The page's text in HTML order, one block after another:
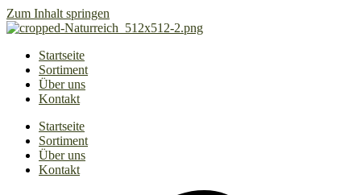
Zum Inhalt springen
Startseite
Sortiment
Über uns
Kontakt
Startseite
Sortiment
Über uns
Kontakt